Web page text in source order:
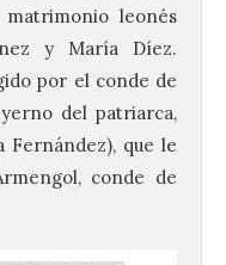
leonés
y María Díez.
por el conde de
del patriarca,
Fernández), que le
conde de